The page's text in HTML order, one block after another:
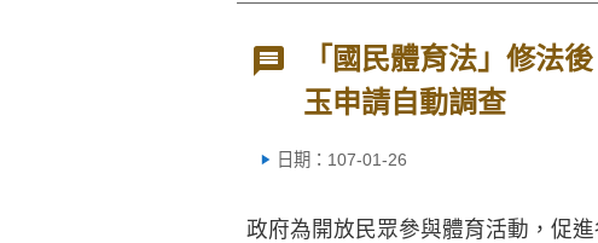
「國民體育法」修法
玉申請自動調查
日期：107-01-26
政府為開放民眾參與體育活動，促